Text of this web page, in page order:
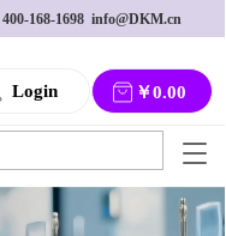
400-168-1698
  info@DKM.cn
Login ￥0.00
T
g